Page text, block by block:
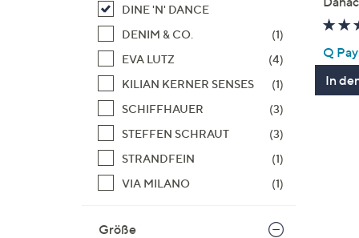
DINE 'N' DANCE
DENIM & CO.
(1)
EVA LUTZ
(4)
KILIAN KERNER SENSES
(1)
SCHIFFHAUER
(3)
STEFFEN SCHRAUT
(3)
STRANDFEIN
(1)
VIA MILANO
(1)
Größe
Q
In